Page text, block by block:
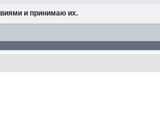
и принимаю их.